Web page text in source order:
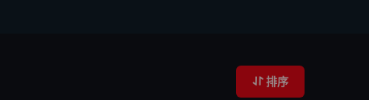
排序